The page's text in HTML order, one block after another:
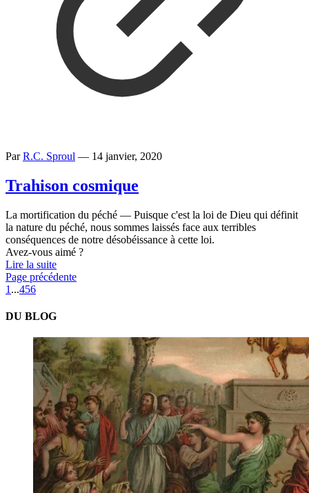
ParR.C. Sproul — 14 janvier, 2020
Trahison cosmique
La mortification du péché — Puisque c'est la loi de Dieu qui définit
la nature du péché, nous sommes laissés face aux terribles
conséquences de notre désobéissance à cette loi.
Avez-vous aimé ?
Lire la suite
Page précédente
1 ...456
DU BLOG